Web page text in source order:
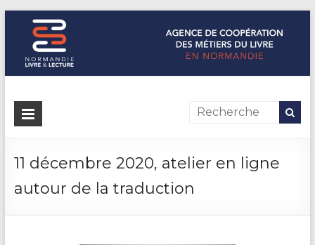
Normandie Livre & Lecture
L'agence de coopération des métiers du livre en Normandie
11 décembre 2020, atelier en ligne
autour de la traduction